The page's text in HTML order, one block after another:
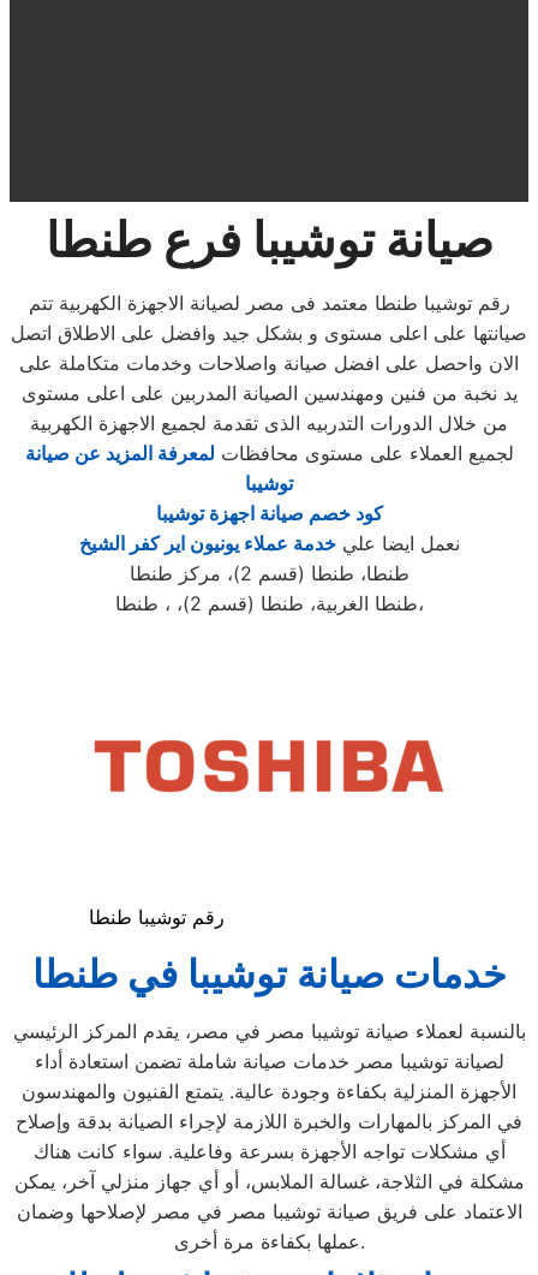
صيانة توشيبا فرع طنطا
رقم توشيبا طنطا معتمد فى مصر لصيانة الاجهزة الكهربية تتم
صيانتها على اعلى مستوى و بشكل جيد وافضل على الاطلاق اتصل
الان واحصل على افضل صيانة واصلاحات وخدمات متكاملة على
يد نخبة من فنين ومهندسين الصيانة المدربين على اعلى مستوى
من خلال الدورات التدربيه الذى تقدمة لجميع الاجهزة الكهربية
لجميع العملاء على مستوى محافظات لمعرفة المزيد عن صيانة
توشيبا
كود خصم صيانة اجهزة توشيبا
نعمل ايضا عليخدمة عملاء يونيون اير كفر الشيخ
طنطا، طنطا (قسم 2)، مركز طنطا
طنطا الغربية، طنطا (قسم 2)، ، طنطا،
رقم توشيبا طنطا
خدمات صيانة توشيبا في طنطا
بالنسبة لعملاء صيانة توشيبا مصر في مصر، يقدم المركز الرئيسي
لصيانة توشيبا مصر خدمات صيانة شاملة تضمن استعادة أداء
الأجهزة المنزلية بكفاءة وجودة عالية. يتمتع الفنيون والمهندسون
في المركز بالمهارات والخبرة اللازمة لإجراء الصيانة بدقة وإصلاح
أي مشكلات تواجه الأجهزة بسرعة وفاعلية. سواء كانت هناك
مشكلة في الثلاجة، غسالة الملابس، أو أي جهاز منزلي آخر، يمكن
الاعتماد على فريق صيانة توشيبا مصر في مصر لإصلاحها وضمان
عملها بكفاءة مرة أخرى.